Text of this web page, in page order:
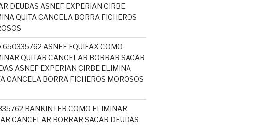
DEUDAS ASNEF EXPERIAN CIRBE
QUITA CANCELA BORRA FICHEROS
650335762 ASNEF EQUIFAX COMO
QUITAR CANCELAR BORRAR SACAR
ASNEF EXPERIAN CIRBE ELIMINA
CANCELA BORRA FICHEROS MOROSOS
BANKINTER COMO ELIMINAR
CANCELAR BORRAR SACAR DEUDAS